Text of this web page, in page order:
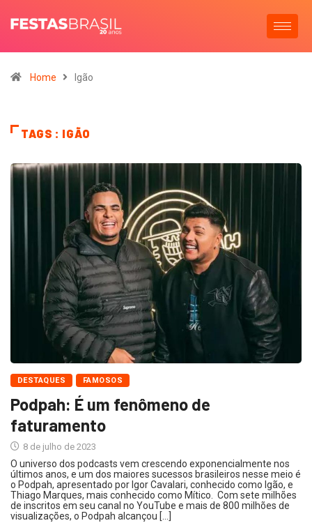
Home Igão
TAGS : IGÃO
DESTAQUES FAMOSOS
Podpah: É um fenômeno de
faturamento
8 de julho de 2023
O universo dos podcasts vem crescendo exponencialmente nos
últimos anos, e um dos maiores sucessos brasileiros nesse meio é
o Podpah, apresentado por Igor Cavalari, conhecido como Igão, e
Thiago Marques, mais conhecido como Mítico. Com sete milhões
de inscritos em seu canal no YouTube e mais de 800 milhões de
visualizações, o Podpah alcançou […]